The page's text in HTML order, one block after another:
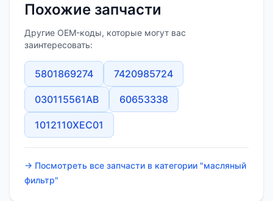
Похожие запчасти
Другие OEM-коды, которые могут вас
заинтересовать:
5801869274 7420985724
030115561AB 60653338
1012110XEC01
→ Посмотреть все запчасти в категории "масляный
фильтр"